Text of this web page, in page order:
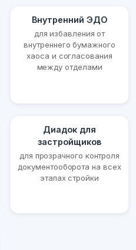
Внутренний ЭДО
для избавления от
внутреннего бумажного
хаоса и согласования
между отделами
Диадок для
застройщиков
для прозрачного контроля
документооборота на всех
этапах стройки